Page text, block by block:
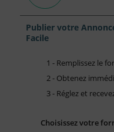
Publier votre
Facile
1 - Remplissez le
2 - Obtenez
3 - Réglez et
Choisissez votre